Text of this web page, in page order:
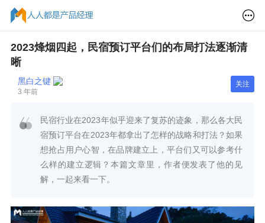
2023烽烟四起，民宿预订平台们的布局打法逐渐清
晰
黑白之键
3 年前
关注
民宿行业在2023年似乎迎来了复苏的迹象，那么各大民
宿预订平台在2023年都拿出了怎样的战略和打法？如果
想抢占用户心智，在品牌建立上，平台们又可以参考什
么样的建立逻辑？本篇文章里，作者便发表了他的见
解，一起来看一下。